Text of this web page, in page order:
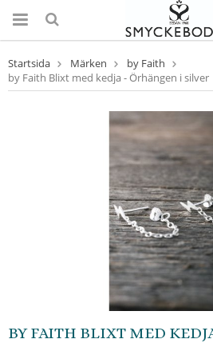
Startsida Märken
by Faith
by Faith Blixt med kedja - Örhängen i silver
BY FAITH BLIXT MED